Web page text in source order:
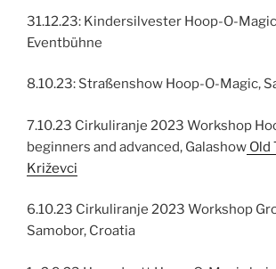
31.12.23: Kindersilvester Hoop-O-
Eventbühne
8.10.23: Straßenshow Hoop-O-Magic,
7.10.23 Cirkuliranje 2023 Workshop
beginners and advanced, Galashow Old
Križevci
6.10.23 Cirkuliranje 2023 Workshop
Samobor, Croatia